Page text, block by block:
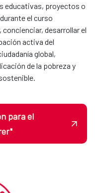
educativas, proyectos o
el curso
desarrollar el
activa del
global,
de la pobreza y
para el